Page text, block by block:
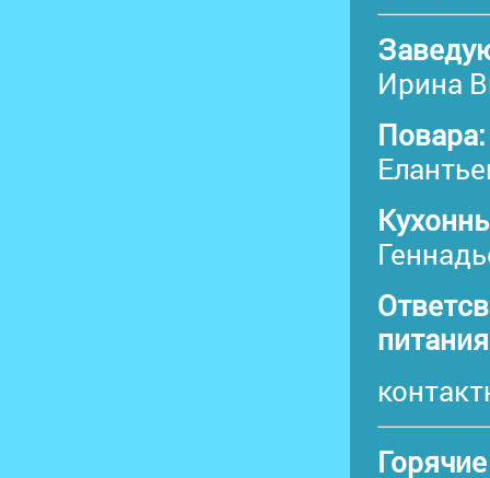
Ирина
Повара:
питания